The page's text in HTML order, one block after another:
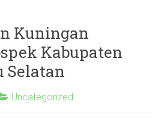
Kuningan
Kabupaten
Selatan
Uncategorized